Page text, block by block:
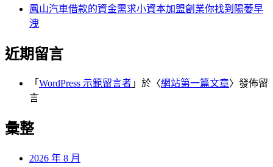
鳳山汽車借款的資金需求小資本加盟創業你找到陽萎早
洩
近期留言
「 WordPress 示範留言者 」於〈網站第一篇文章〉發佈留
言
彙整
2026 年 8 月